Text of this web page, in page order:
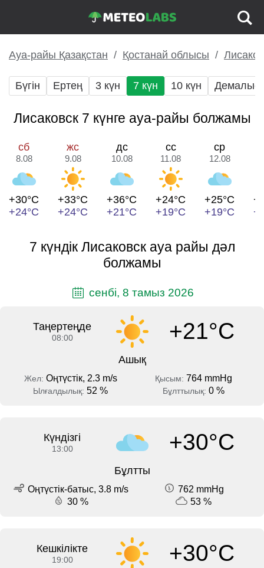
Ауа-райы Қазақстан Қостанай облысы
Бүгін Ертең 3 күн 7 күн 10 күн Демалыс
Лисаковск 7 күнге ауа-райы болжамы
сб
8.08
+30°C
+24°C
жс
9.08
+33°C
+24°C
дс
10.08
+36°C
+21°C
сс
11.08
+24°C
+19°C
ср
12.08
+25°C
+19°C
7 күндік Лисаковск ауа райы дәл
болжамы
сенбі, 8 тамыз 2026
Таңертеңде
08:00 +21°C
Ашық
Жел: Оңтүстік, 2.3 m/s Қысым: 764 mmHg
Ылғалдылық: 52 % Бұлттылық: 0 %
Күндізгі
13:00 +30°C
Бұлтты
Оңтүстік-батыс, 3.8 m/s
762 mmHg
30 %
53 %
Кешкілікте
19:00 +30°C